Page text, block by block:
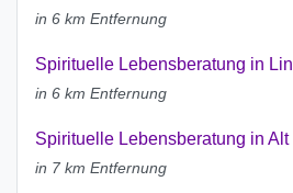
in 6 km Entfernung
Spirituelle Lebensberatung in
in 6 km Entfernung
Spirituelle Lebensberatung in Alt
in 7 km Entfernung